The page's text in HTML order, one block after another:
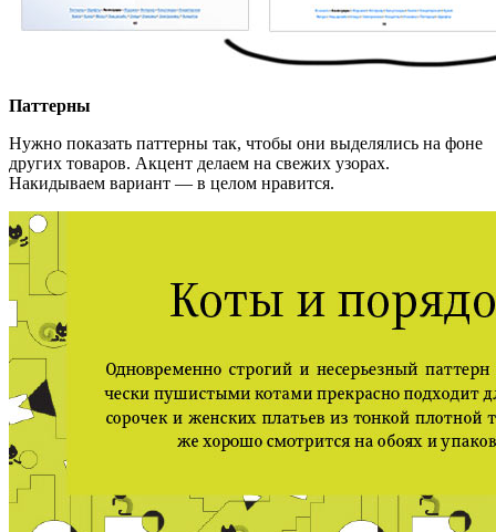
Паттерны
Нужно показать паттерны так, чтобы они выделялись на фоне
других товаров. Акцент делаем на свежих узорах.
Накидываем вариант — в целом нравится.